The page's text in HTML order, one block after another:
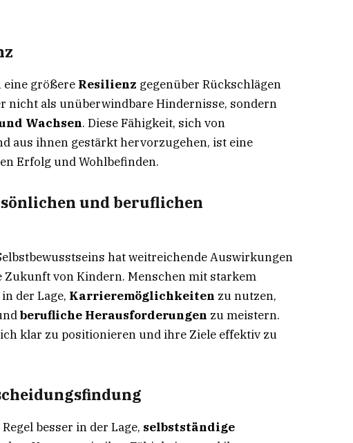
eine größere Resilienz gegenüber Rückschlägen
nicht als unüberwindbare Hindernisse, sondern
Wachsen. Diese Fähigkeit, sich von
aus ihnen gestärkt hervorzugehen, ist eine
Erfolg und Wohlbefinden.
und beruflichen
hat weitreichende Auswirkungen
von Kindern. Menschen mit starkem
der Lage, Karrieremöglichkeiten zu nutzen,
berufliche Herausforderungen zu meistern.
klar zu positionieren und ihre Ziele effektiv zu
besser in der Lage, selbstständige